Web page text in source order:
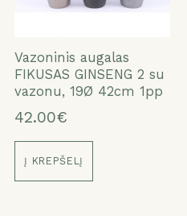
Vazoninis augalas
FIKUSAS GINSENG 2 su
vazonu, 19Ø 42cm 1pp
42.00€
Į KREPŠELĮ